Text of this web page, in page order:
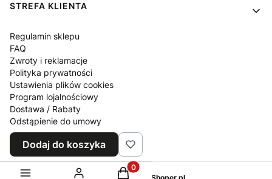
STREFA KLIENTA
Regulamin sklepu
FAQ
Zwroty i reklamacje
Polityka prywatności
Ustawienia plików cookies
Program lojalnościowy
Dostawa / Rabaty
Odstąpienie do umowy
Blog
Kontakt z nami
Dodaj do koszyka
Produkty w koszyku: 0. Zobacz